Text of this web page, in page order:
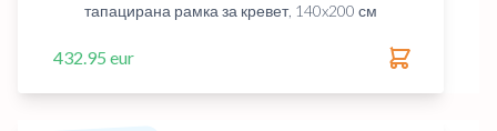
тапацирана рамка за кревет, 140x200 см
432.95 eur